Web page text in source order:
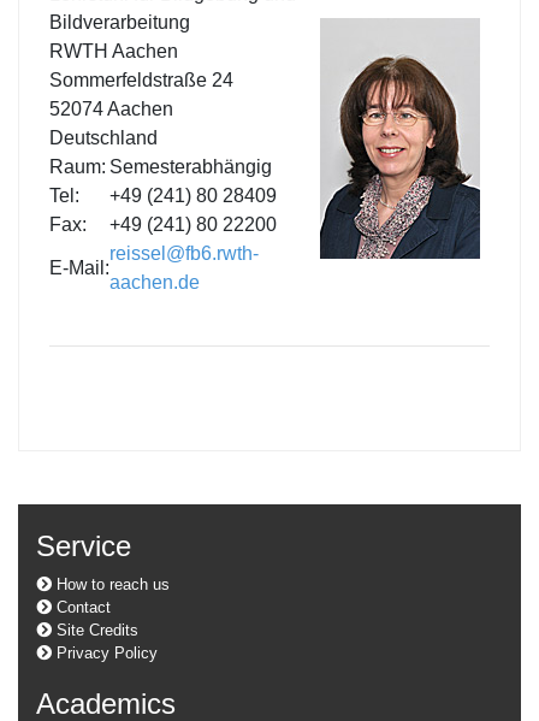
Bildverarbeitung
RWTH Aachen
Sommerfeldstraße 24
52074 Aachen
Deutschland
Raum: Semesterabhängig
Tel:
+49 (241) 80 28409
Fax:
+49 (241) 80 22200
E-Mail:
reissel@fb6.rwth-
aachen.de
Service
How to reach us
Contact
Site Credits
Privacy Policy
Academics